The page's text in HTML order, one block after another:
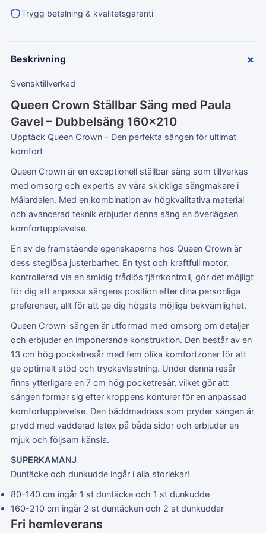
Trygg betalning & kvalitetsgaranti
Beskrivning +
Svensktillverkad
Queen Crown Ställbar Säng med Paula
Gavel – Dubbelsäng 160×210
Upptäck Queen Crown - Den perfekta sängen för ultimat
komfort
Queen Crown är en exceptionell ställbar säng som tillverkas
med omsorg och expertis av våra skickliga sängmakare i
Mälardalen. Med en kombination av högkvalitativa material
och avancerad teknik erbjuder denna säng en överlägsen
komfortupplevelse.
En av de framstående egenskaperna hos Queen Crown är
dess steglösa justerbarhet. En tyst och kraftfull motor,
kontrollerad via en smidig trådlös fjärrkontroll, gör det möjligt
för dig att anpassa sängens position efter dina personliga
preferenser, allt för att ge dig högsta möjliga bekvämlighet.
Queen Crown-sängen är utformad med omsorg om detaljer
och erbjuder en imponerande konstruktion. Den består av en
13 cm hög pocketresår med fem olika komfortzoner för att
ge optimalt stöd och tryckavlastning. Under denna resår
finns ytterligare en 7 cm hög pocketresår, vilket gör att
sängen formar sig efter kroppens konturer för en anpassad
komfortupplevelse. Den bäddmadrass som pryder sängen är
prydd med vadderad latex på båda sidor och erbjuder en
mjuk och följsam känsla.
SUPERKAMANJ
Duntäcke och dunkudde ingår i alla storlekar!
80-140 cm ingår 1 st duntäcke och 1 st dunkudde
160-210 cm ingår 2 st duntäcken och 2 st dunkuddar
Fri hemleverans